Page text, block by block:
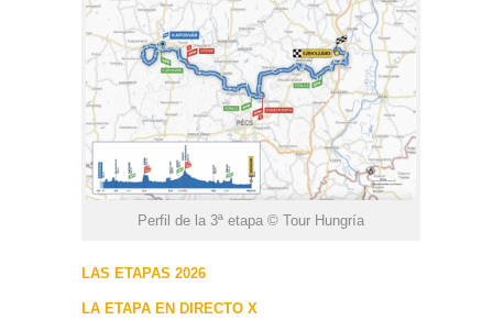
Perfil de la 3ª etapa © Tour Hungría
LAS ETAPAS 2026
LA ETAPA EN DIRECTO X